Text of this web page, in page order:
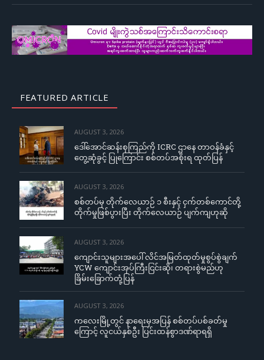
FEATURED ARTICLE
AUGUST 3, 2026
ဒေါ်အောင်ဆန်းစုကြည်ကို ICRC ဌာနေ တာဝန်ခံနှင့်
တွေ့ဆုံခွင့် ပြုကြောင်း စစ်တပ်အစိုးရ ထုတ်ပြန်
AUGUST 3, 2026
စစ်တပ်မှ တိုက်လေယာဉ် ၁ စီးနှင့် ငှက်တစ်ကောင်တို့
တိုက်မှုဖြစ်ပွားပြီး တိုက်လေယာဉ် ပျက်ကျဟုဆို
AUGUST 3, 2026
ကျောင်းသူများအပေါ် လိင်အမြတ်ထုတ်မှုစွပ်စွဲချက်
YCW ကျောင်းအုပ်ကြီးငြင်းဆို၊ တရားစွဲမည်ဟု
ခြိမ်းခြောက်တုံ့ပြန်
AUGUST 3, 2026
ကလေးမြို့တွင် နာရေးမှအပြန် စစ်တပ်ပစ်ခတ်မှု
ကြောင့် လူငယ်နှစ်ဦး ပြင်းထန်စွာဒဏ်ရာရရှိ